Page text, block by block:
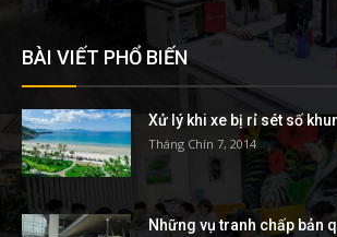
BÀI VIẾT PHỔ BIẾN
Xử lý khi xe bị rỉ sét số
Tháng Chín 7, 2014
Những vụ tranh chấp bản